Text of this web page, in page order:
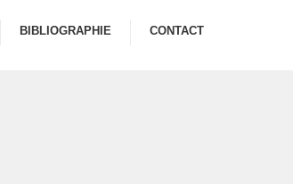
BIBLIO­GRA­PHIE CONTAC­­T